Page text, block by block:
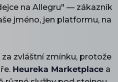
na Allegru" — zákazník
jméno, jen platformu, na
zvláštní zmínku, protože
Heureka Marketplace a